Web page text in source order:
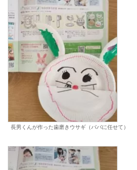
長男くんが作った歯磨きウサギ（パパに任せて）